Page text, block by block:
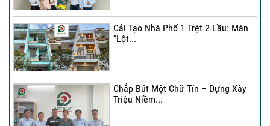
Cải Tạo Nhà Phố 1 Trệt 2 Lầu: Màn
“Lột...
Chắp Bút Một Chữ Tín – Dựng Xây
Triệu Niềm...